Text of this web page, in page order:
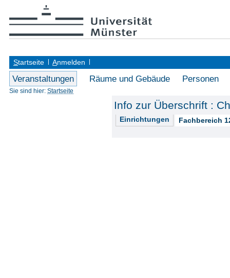
Startseite Anmelden
Veranstaltungen Räume und Gebäude Personen
Sie sind hier: Startseite
Info zur Überschrift :
Einrichtungen Fachbereich